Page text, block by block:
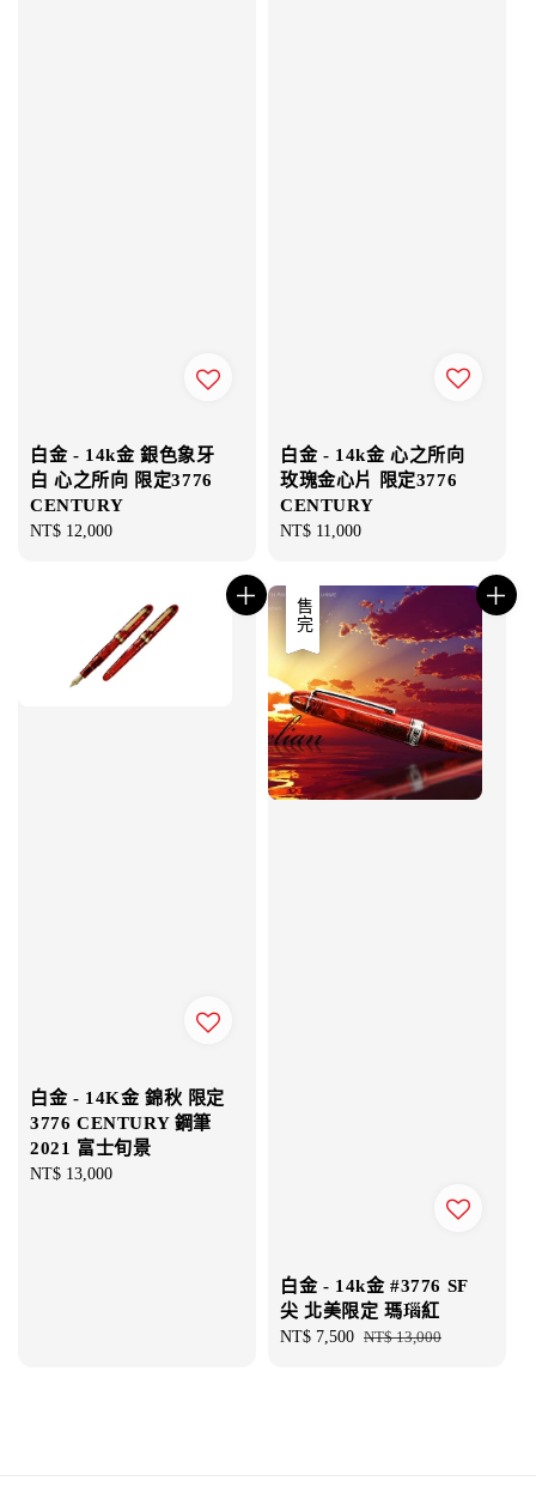
白金 - 14k金 銀色象牙
白 心之所向 限定3776
CENTURY
Regular
NT$ 12,000
白金 - 14k金 心之所向
玫瑰金心片 限定3776
CENTURY
Regular
NT$ 11,000
白金 - 14K金 錦秋 限定
3776 CENTURY 鋼筆
2021 富士旬景
Regular
NT$ 13,000
優惠
售完
白金 - 14k金 #3776 SF
尖 北美限定 瑪瑙紅
Sale
NT$ 7,500 Regular
NT$ 13,000